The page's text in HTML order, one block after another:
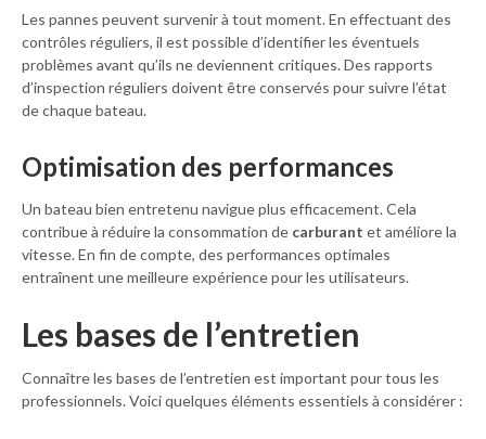
Les pannes peuvent survenir à tout moment. En effectuant des
contrôles réguliers, il est possible d’identifier les éventuels
problèmes avant qu’ils ne deviennent critiques. Des rapports
d’inspection réguliers doivent être conservés pour suivre l’état
de chaque bateau.
Optimisation des performances
Un bateau bien entretenu navigue plus efficacement. Cela
contribue à réduire la consommation de carburant et améliore la
vitesse. En fin de compte, des performances optimales
entraînent une meilleure expérience pour les utilisateurs.
Les bases de l’entretien
Connaître les bases de l’entretien est important pour tous les
professionnels. Voici quelques éléments essentiels à considérer :